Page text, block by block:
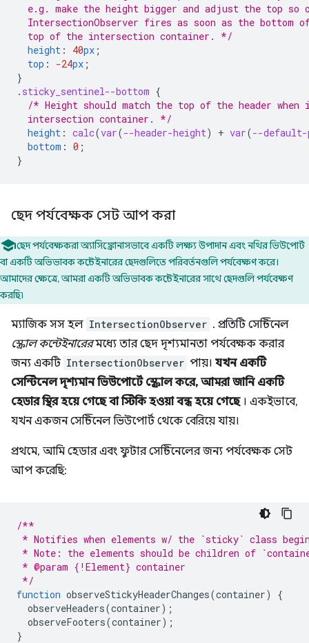
e.g. make the height bigger and adjust the top so
IntersectionObserver fires as soon as the bottom
  top of the intersection container. */
height : 40px ;
top : -24px ;
}
. sticky_sentinel--bottom {
/* Height should match the top of the header
  intersection container. */
height : calc(var(--header-height) + var(--default-
bottom : 0 ;
}
ছেদ পর্যবেক্ষক সেট আপ করা
ছেদ পর্যবেক্ষকরা অ্যাসিঙ্ক্রোনাসভাবে একটি লক্ষ্য উপাদান এবং নথির ভিউপোর্ট
বা একটি অভিভাবক কন্টেইনারের ছেদগুলিতে পরিবর্তনগুলি পর্যবেক্ষণ করে।
আমাদের ক্ষেত্রে, আমরা একটি অভিভাবক কন্টেইনারের সাথে ছেদগুলি পর্যবেক্ষণ
করছি৷
ম্যাজিক সস হল IntersectionObserver . প্রতিটি সেন্টিনেল
স্ক্রোল কন্টেইনারেরমধ্যে তার ছেদ দৃশ্যমানতা পর্যবেক্ষক করার
জন্য একটি IntersectionObserver পায়। যখন একটি
সেন্টিনেল দৃশ্যমান ভিউপোর্টে স্ক্রোল করে, আমরা জানি একটি
হেডার স্থির হয়ে গেছে বা স্টিকি হওয়া বন্ধ হয়ে গেছে। একইভাবে,
যখন একজন সেন্টিনেল ভিউপোর্ট থেকে বেরিয়ে যায়।
প্রথমে, আমি হেডার এবং ফুটার সেন্টিনেলের জন্য পর্যবেক্ষক সেট
আপ করেছি:
/**
* Notifies when elements w/ the `sticky` class
* Note: the elements should be children of
* @param {!Element} container
*/
function observeStickyHeaderChanges(container)
{
observeHeaders(container);
observeFooters(container);
}